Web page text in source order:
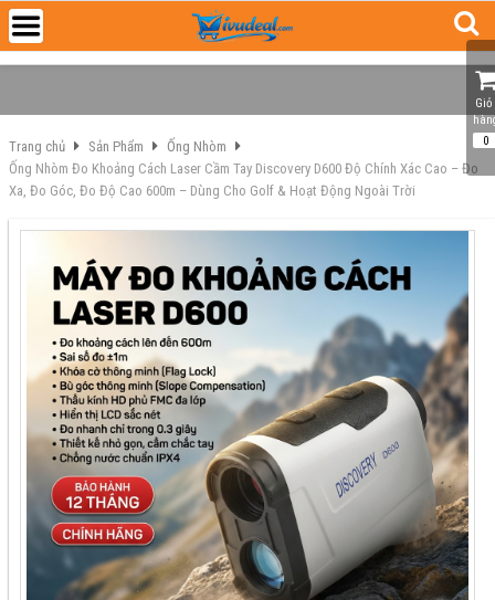
Trang chủ Sản Phẩm
Ống Nhòm
Ống Nhòm Đo Khoảng Cách Laser Cầm Tay Discovery D600 Độ Chính Xác Cao – Đo
Xa, Đo Góc, Đo Độ Cao 600m – Dùng Cho Golf & Hoạt Động Ngoài Trời
Giỏ
0